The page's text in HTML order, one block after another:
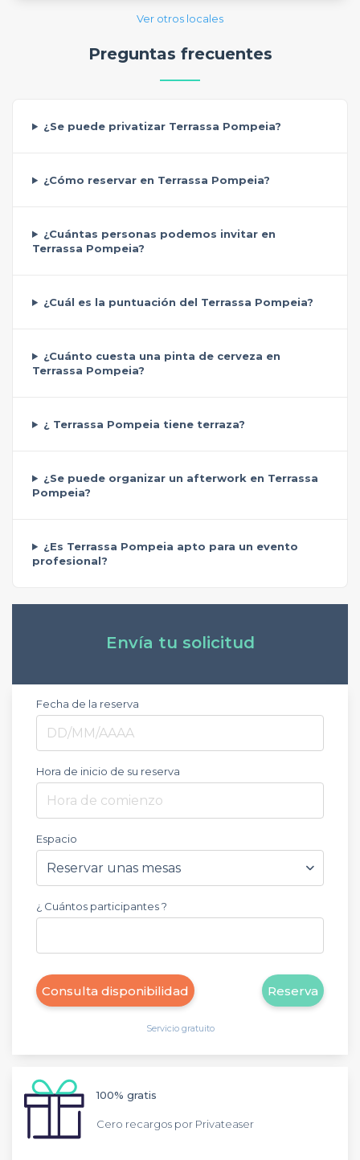
Ver otros locales
Preguntas frecuentes
¿Se puede privatizar Terrassa Pompeia?
¿Cómo reservar en Terrassa Pompeia?
¿Cuántas personas podemos invitar en
Terrassa Pompeia?
¿Cuál es la puntuación del Terrassa Pompeia?
¿Cuánto cuesta una pinta de cerveza en
Terrassa Pompeia?
¿ Terrassa Pompeia tiene terraza?
¿Se puede organizar un afterwork en Terrassa
Pompeia?
¿Es Terrassa Pompeia apto para un evento
profesional?
Envía tu solicitud
Fecha de la reserva
Hora de inicio de su reserva
Hora de comienzo
Espacio
¿ Cuántos participantes ?
Reserva
Consulta disponibilidad
Servicio gratuito
100% gratis
Cero recargos por Privateaser